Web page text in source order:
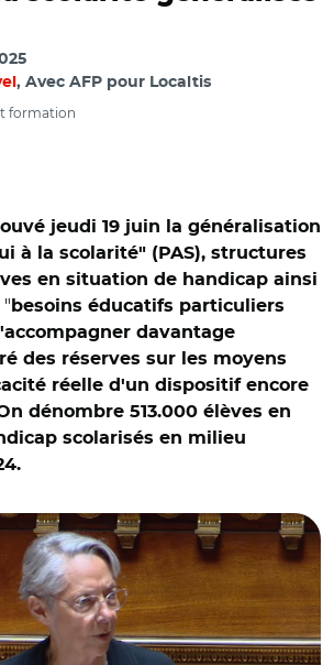
, Avec AFP pour Localtis
formation
jeudi 19 juin la généralisation
à la scolarité" (PAS), structures
en situation de handicap ainsi
" besoins éducatifs particuliers
davantage
des réserves sur les moyens
réelle d'un dispositif encore
dénombre 513.000 élèves en
scolarisés en milieu